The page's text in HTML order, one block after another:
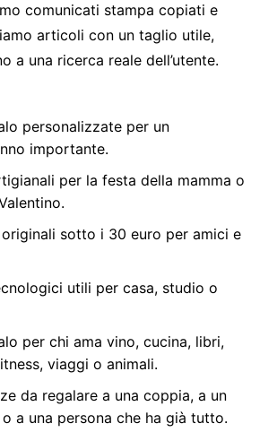
comunicati stampa copiati e
articoli con un taglio utile,
a una ricerca reale dell’utente.
personalizzate per un
importante.
per la festa della mamma o
sotto i 30 euro per amici e
utili per casa, studio o
per chi ama vino, cucina, libri,
viaggi o animali.
da regalare a una coppia, a un
a una persona che ha già tutto.